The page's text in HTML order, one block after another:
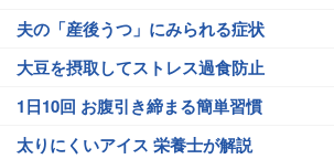
夫の「産後うつ」にみられる症状
大豆を摂取してストレス過食防止
1日10回 お腹引き締まる簡単習慣
太りにくいアイス 栄養士が解説